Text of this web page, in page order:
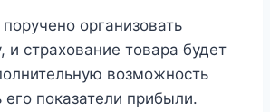
организовать
и страхование товара будет
возможность
его показатели прибыли.